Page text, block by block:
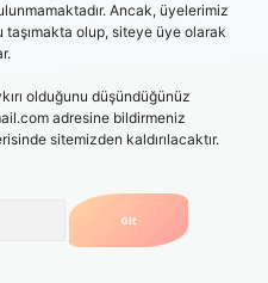
Ancak, üyelerimiz
taşımakta olup, siteye üye olarak
olduğunu düşündüğünüz
adresine bildirmeniz
sitemizden kaldırılacaktır.